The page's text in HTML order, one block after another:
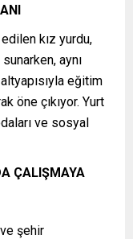
kız yurdu,
aynı
eğitim
öne çıkıyor. Yurt
ve sosyal
ÇALIŞMAYA
şehir